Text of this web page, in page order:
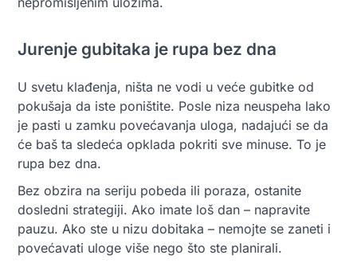
Jurenje gubitaka je rupa bez dna
U svetu klađenja, ništa ne vodi u veće gubitke od
pokušaja da iste poništite. Posle niza neuspeha lako
je pasti u zamku povećavanja uloga, nadajući se da
će baš ta sledeća opklada pokriti sve minuse. To je
rupa bez dna.
Bez obzira na seriju pobeda ili poraza, ostanite
dosledni strategiji. Ako imate loš dan – napravite
pauzu. Ako ste u nizu dobitaka – nemojte se zaneti i
povećavati uloge više nego što ste planirali.